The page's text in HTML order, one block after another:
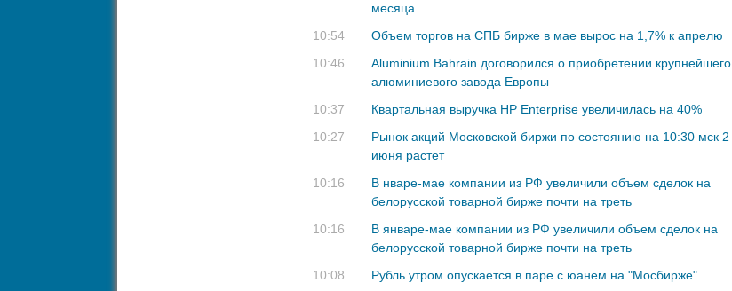
месяца
10:54
Объем торгов на СПБ бирже в мае вырос на 1,7% к апрелю
10:46
Aluminium Bahrain договорился о приобретении крупнейшего
алюминиевого завода Европы
10:37
Квартальная выручка HP Enterprise увеличилась на 40%
10:27
Рынок акций Московской биржи по состоянию на 10:30 мск 2
июня растет
10:16
В нваре-мае компании из РФ увеличили объем сделок на
белорусской товарной бирже почти на треть
10:16
В январе-мае компании из РФ увеличили объем сделок на
белорусской товарной бирже почти на треть
10:08
Рубль утром опускается в паре с юанем на "Мосбирже"